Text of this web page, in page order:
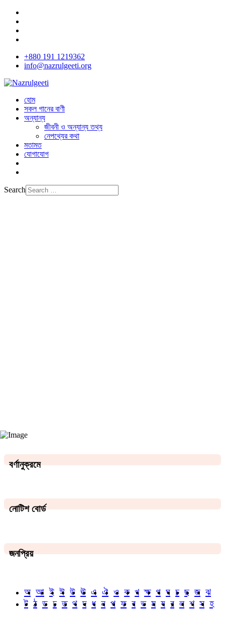
+880 191 1219362
info@nazrulgeeti.org
হোম
সকল গানের বাণী
অন্যান্য
জীবনী ও অন্যান্য তথ্য
নেপথ্যের কথা
মতামত
যোগাযোগ
Search
বর্ণানুক্রমে
নোটিশ বোর্ড
জনপ্রিয়
অ আ ই ঈ উ ঊ এ ঐ ও ক খ ক্ষ গ ঘ চ ছ জ ঝ
ট ঠ ড ঢ ত থ দ ধ ন প ফ ব ভ ম য র ল শ স হ